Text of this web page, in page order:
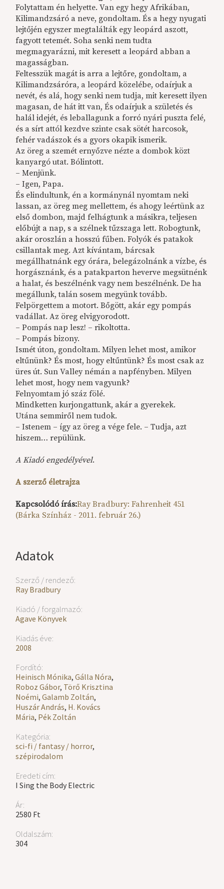
Adatok
Szerző / rendező:
Ray Bradbury
Kiadó / forgalmazó:
Agave Könyvek
Kiadás éve:
2008
Fordító:
Heinisch Mónika,Gálla Nóra,
Roboz Gábor, Törő Krisztina
Noémi,Galamb Zoltán,
Huszár András, H. Kovács
Mária, Pék Zoltán
Kategória:
sci-fi / fantasy / horror,
szépirodalom
Eredeti cím:
I Sing the Body Electric
Ár:
2580 Ft
Oldalszám:
304
Folytattam én helyette. Van egy hegy Afrikában,
Kilimandzsáró a neve, gondoltam. És a hegy nyugati
lejtőjén egyszer megtalálták egy leopárd aszott,
fagyott tetemét. Soha senki nem tudta
megmagyarázni, mit keresett a leopárd abban a
magasságban.
Feltesszük magát is arra a lejtőre, gondoltam, a
Kilimandzsáróra, a leopárd közelébe, odaírjuk a
nevét, és alá, hogy senki nem tudja, mit keresett ilyen
magasan, de hát itt van, És odaírjuk a születés és
halál idejét, és leballagunk a forró nyári puszta felé,
és a sírt attól kezdve szinte csak sötét harcosok,
fehér vadászok és a gyors okapik ismerik.
Az öreg a szemét ernyőzve nézte a dombok közt
kanyargó utat. Bólintott.
– Menjünk.
– Igen, Papa.
És elindultunk, én a kormánynál nyomtam neki
lassan, az öreg meg mellettem, és ahogy leértünk az
első dombon, majd felhágtunk a másikra, teljesen
előbújt a nap, s a szélnek tűzszaga lett. Robogtunk,
akár oroszlán a hosszú fűben. Folyók és patakok
csillantak meg. Azt kívántam, bárcsak
megállhatnánk egy órára, belegázolnánk a vízbe, és
horgásznánk, és a patakparton heverve megsütnénk
a halat, és beszélnénk vagy nem beszélnénk. De ha
megállunk, talán sosem megyünk tovább.
Felpörgettem a motort. Bőgött, akár egy pompás
vadállat. Az öreg elvigyorodott.
– Pompás nap lesz! – rikoltotta.
– Pompás bizony.
Ismét úton, gondoltam. Milyen lehet most, amikor
eltűnünk? És most, hogy eltűntünk? És most csak az
üres út. Sun Valley némán a napfényben. Milyen
lehet most, hogy nem vagyunk?
Felnyomtam jó száz fölé.
Mindketten kurjongattunk, akár a gyerekek.
Utána semmiről nem tudok.
– Istenem – így az öreg a vége fele. – Tudja, azt
hiszem… repülünk.
A Kiadó engedélyével.
A szerző életrajza
Kapcsolódó írás:Ray Bradbury: Fahrenheit 451
(Bárka Színház - 2011. február 26.)